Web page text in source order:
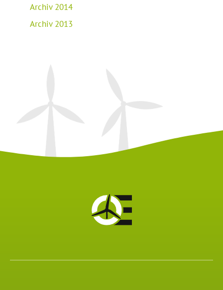
Archiv 2014
Archiv 2013